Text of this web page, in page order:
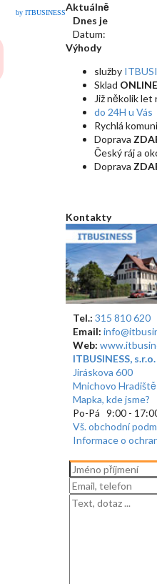
by ITBUSINESSAktuálně
Dnes je
Datum:
Výhody
služby
Sklad ONLINE
Již několik let
do 24H u Vás
Rychlá
Doprava
Český ráj a
Doprava
Kontakty
Tel.: 315 810 620
Email:
Web:
ITBUSINESS, s.r.o.
Jiráskova 600
Mnichovo Hradiště
Mapka, kde jsme?
Po-Pá 9:00 -
Vš. obchodní
Informace o